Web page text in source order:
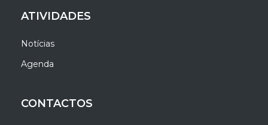
ATIVIDADES
Notícias
Agenda
CONTACTOS